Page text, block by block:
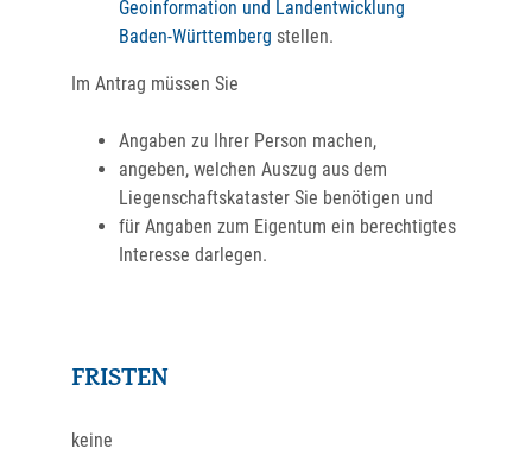
Geoinformation und Landentwicklung
Baden-Württemberg stellen.
Im Antrag müssen Sie
Angaben zu Ihrer Person machen,
angeben, welchen Auszug aus dem
Liegenschaftskataster Sie benötigen und
für Angaben zum Eigentum ein berechtigtes
Interesse darlegen.
FRISTEN
keine